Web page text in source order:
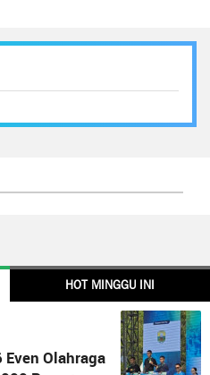
HOT MINGGU INI
Even Olahraga